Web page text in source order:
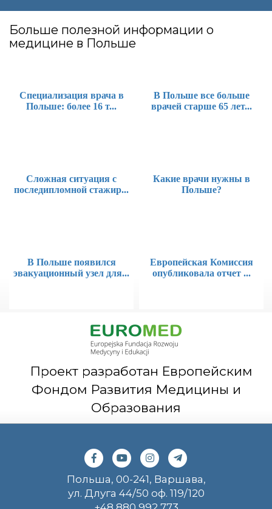
Больше полезной информации о
медицине в Польше
Специализация врача в
Польше: более 16 т...
В Польше все больше
врачей старше 65 лет...
Сложная ситуация с
последипломной стажир...
Какие врачи нужны в
Польше?
В Польше появился
эвакуационный узел для...
Европейская Комиссия
опубликовала отчет ...
Проект разработан Европейским
Фондом Развития Медицины и
Образования
Польша, 00-241, Варшава,
ул. Длуга 44/50 оф. 119/120